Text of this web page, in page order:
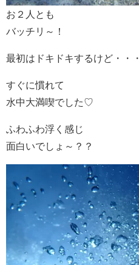
お２人とも
バッチリ～！
最初はドキドキするけど・・・
すぐに慣れて
水中大満喫でした♡
ふわふわ浮く感じ
面白いでしょ～？？